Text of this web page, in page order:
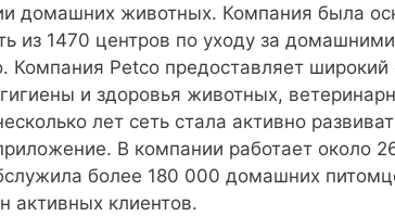
домашних животных. Компания была
из 1470 центров по уходу за
Компания Petco предоставляет
и здоровья животных,
лет сеть стала активно
В компании работает около
более 180 000 домашних
активных клиентов.